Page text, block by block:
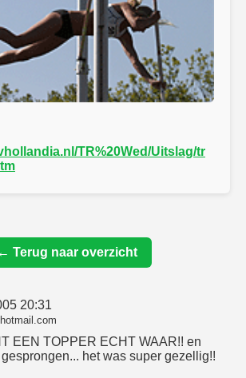
TR%20Wed/Uitslag/tr
← Terug naar overzicht
20:31
EEN TOPPER ECHT WAAR!! en
het was super gezellig!!